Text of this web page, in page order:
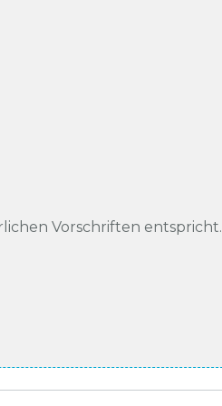
Vorschriften entspricht.